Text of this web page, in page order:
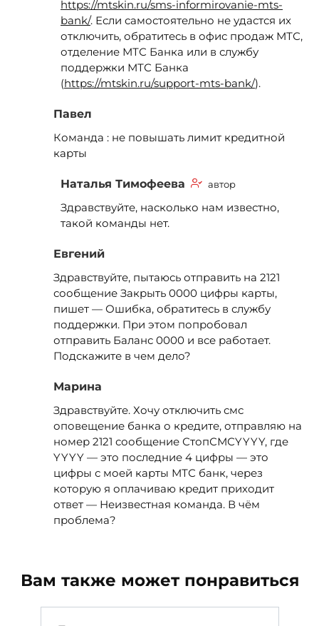
https://mtskin.ru/sms-informirovanie-mts-
bank/. Если самостоятельно не удастся их
отключить, обратитесь в офис продаж МТС,
отделение МТС Банка или в службу
поддержки МТС Банка
(https://mtskin.ru/support-mts-bank/).
Павел
Команда : не повышать лимит кредитной
карты
Наталья Тимофеева автор
Здравствуйте, насколько нам известно,
такой команды нет.
Евгений
Здравствуйте, пытаюсь отправить на 2121
сообщение Закрыть 0000 цифры карты,
пишет — Ошибка, обратитесь в службу
поддержки. При этом попробовал
отправить Баланс 0000 и все работает.
Подскажите в чем дело?
Марина
Здравствуйте. Хочу отключить смс
оповещение банка о кредите, отправляю на
номер 2121 сообщение СтопСМСYYYY, где
YYYY — это последние 4 цифры — это
цифры с моей карты МТС банк, через
которую я оплачиваю кредит приходит
ответ — Неизвестная команда. В чём
проблема?
Вам также может понравиться